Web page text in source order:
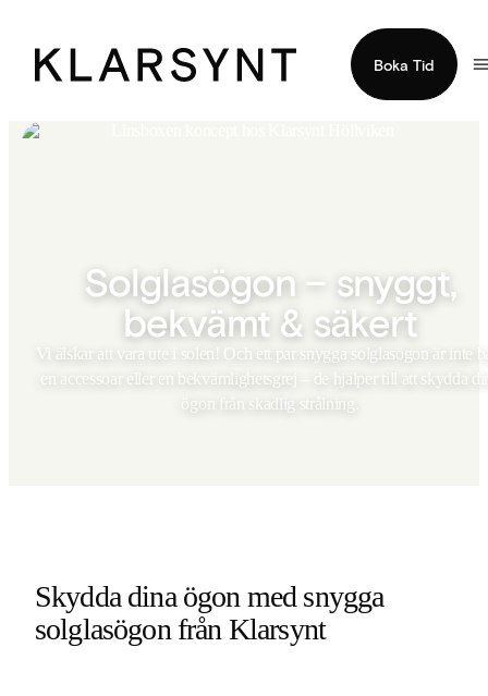
Boka Tid
Solglasögon – snyggt,
bekvämt & säkert
Vi älskar att vara ute i solen! Och ett par snygga solglasögon är inte
en accessoar eller en bekvämlighetsgrej – de hjälper till att skydda
ögon från skadlig strålning.
Skydda dina ögon med snygga
solglasögon från Klarsynt